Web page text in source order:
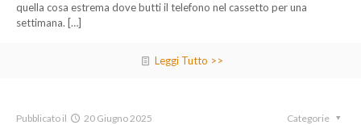
quella cosa estrema dove butti il telefono nel cassetto per una
settimana. […]
Leggi Tutto >>
Pubblicato il 20 Giugno 2025 Categorie